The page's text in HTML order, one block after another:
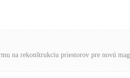
na rekonštrukciu priestorov pre novú